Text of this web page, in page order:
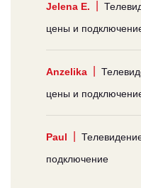
Jelena E.
цены и
Anzelika
цены и
Paul
подключение